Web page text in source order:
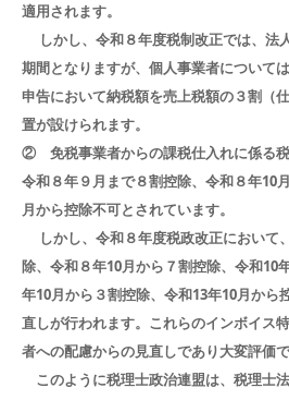
適用されます。
しかし、令和８年度税制改正では、法
期間となりますが、個人事業者について
申告において納税額を売上税額の３割（
置が設けられます。
② 免税事業者からの課税仕入れに係る
令和８年９月まで８割控除、令和８年10
月から控除不可とされています。
しかし、令和８年度税政改正において
除、令和８年10月から７割控除、令和10
年10月から３割控除、令和13年10月から
直しが行われます。 これらのインボイス
者への配慮からの見直しであり大変評価で
このように税理士政治連盟は、税理士